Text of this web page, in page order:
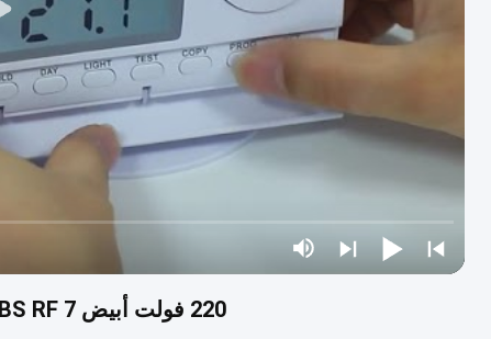
220 فولت أبيض ABS RF 7 أيام قابلة للبرمجة غرفة لاسلكية ترموستات للتدفئة